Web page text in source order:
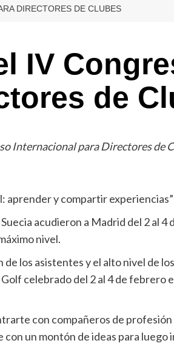
DIRECTORES DE CLUBES
IV
de
Internacional para Directores de
aprender y compartir experiencias”
acudieron a Madrid del 2 al
nivel.
los asistentes y el alto nivel de
celebrado del 2 al 4 de febrero
con compañeros de
un montón de ideas para luego